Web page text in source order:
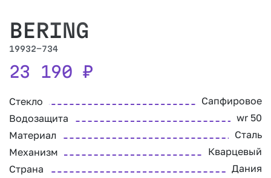
BERING
19932-734
23 190 ₽
Стекло
Сапфировое
Водозащита
wr 50
Материал
Сталь
Механизм
Кварцевый
Страна
Дания